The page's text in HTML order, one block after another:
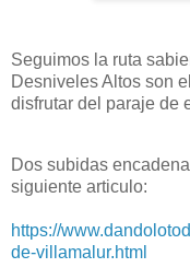
Seguimos la ruta
Desniveles Altos son
disfrutar del paraje de
Dos subidas
siguiente articulo:
https://
de-villamalur.html